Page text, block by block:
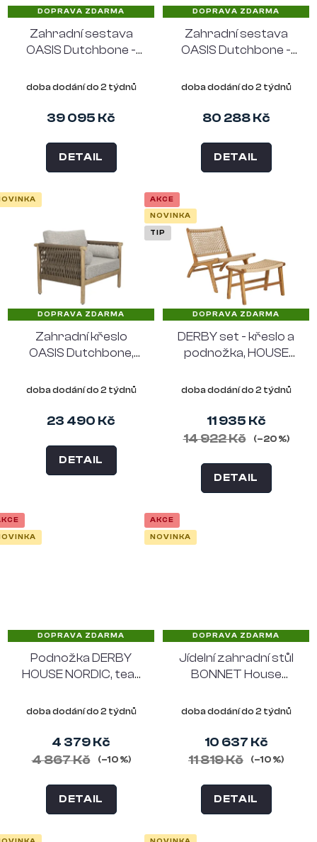
d
s
ů
DOPRAVA ZDARMA
Zahradní sestava
OASIS Dutchbone -
akáciové dřevo, šedé
doba dodání do 2 týdnů
39 095 Kč
DETAIL
DOPRAVA ZDARMA
Zahradní sestava
OASIS Dutchbone -
křeslo, akáciové
doba dodání do 2 týdnů
80 288 Kč
DETAIL
DOPRAVA ZDARMA
Zahradní křeslo
OASIS Dutchbone,
doba dodání do 2 týdnů
23 490 Kč
DETAIL
AKCE
NOVINKA
TIP
DOPRAVA ZDARMA
DERBY set - křeslo a
podnožka, HOUSE
přírodní
doba dodání do 2 týdnů
11 935 Kč
14 922 Kč
(–20 %)
DETAIL
DOPRAVA ZDARMA
Podnožka DERBY
HOUSE NORDIC, teak
doba dodání do 2 týdnů
4 379 Kč
4 867 Kč
(–10 %)
DETAIL
AKCE
NOVINKA
DOPRAVA ZDARMA
Jídelní zahradní stůl
BONNET House
vláknitý jíl
doba dodání do 2 týdnů
10 637 Kč
11 819 Kč
(–10 %)
DETAIL